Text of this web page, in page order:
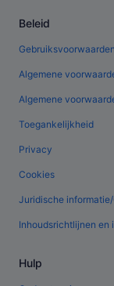
Beleid
Gebruiksvoorwaarden
Algemene
Algemene
Toegankelijkheid
Privacy
Cookies
Juridische
Inhoudsrichtlijnen en
Hulp